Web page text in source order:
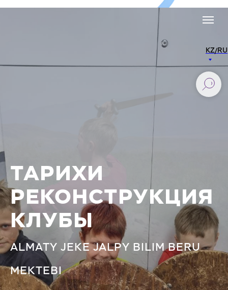
KZ/RU
ТАРИХИ
РЕКОНСТРУКЦИЯ
КЛУБЫ
ALMATY JEKE JALPY BILIM BERU
MEKTEBI